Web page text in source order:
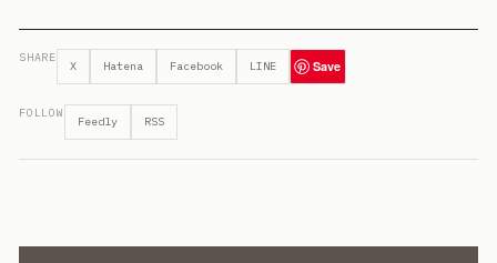
SHARE
X Hatena Facebook LINE Save
FOLLOW
Feedly RSS